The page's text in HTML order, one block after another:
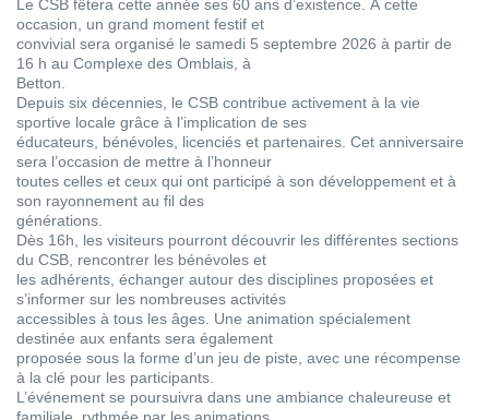
Le CSB fêtera cette année ses 60 ans d’existence. À cette
occasion, un grand moment festif et
convivial sera organisé le samedi 5 septembre 2026 à partir de
16 h au Complexe des Omblais, à
Betton.
Depuis six décennies, le CSB contribue activement à la vie
sportive locale grâce à l’implication de ses
éducateurs, bénévoles, licenciés et partenaires. Cet anniversaire
sera l’occasion de mettre à l’honneur
toutes celles et ceux qui ont participé à son développement et à
son rayonnement au fil des
générations.
Dès 16h, les visiteurs pourront découvrir les différentes sections
du CSB, rencontrer les bénévoles et
les adhérents, échanger autour des disciplines proposées et
s’informer sur les nombreuses activités
accessibles à tous les âges. Une animation spécialement
destinée aux enfants sera également
proposée sous la forme d’un jeu de piste, avec une récompense
à la clé pour les participants.
L’événement se poursuivra dans une ambiance chaleureuse et